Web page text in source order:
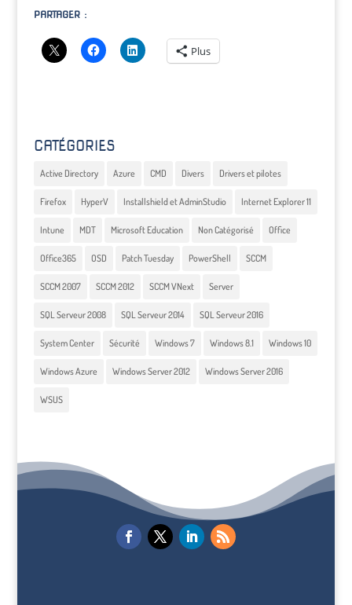
PARTAGER :
Plus
CATÉGORIES
Active Directory Azure CMD Divers Drivers et pilotes
Firefox HyperV Installshield et AdminStudio Internet Explorer 11
Intune MDT Microsoft Education Non Catégorisé Office
Office365 OSD Patch Tuesday PowerShell SCCM
SCCM 2007 SCCM 2012 SCCM VNext Server
SQL Serveur 2008 SQL Serveur 2014 SQL Serveur 2016
System Center Sécurité Windows 7 Windows 8.1 Windows 10
Windows Azure Windows Server 2012 Windows Server 2016
WSUS